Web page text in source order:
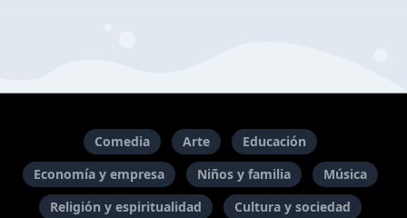
Comedia Arte
Educación
Economía y empresa
Niños y familia
Música
Religión y espiritualidad
Cultura y sociedad